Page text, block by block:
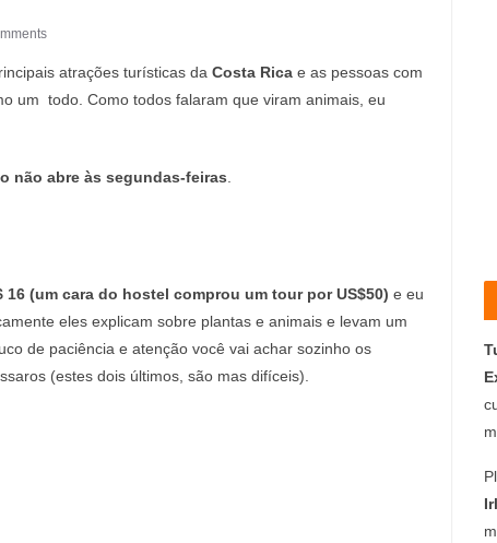
atrações turísticas da Costa Rica e as pessoas com
um todo. Como todos falaram que viram animais, eu
não abre às segundas-feiras
16 (um cara do hostel comprou um tour por US$50) e eu
eles explicam sobre plantas e animais e levam um
de paciência e atenção você vai achar sozinho os
(estes dois últimos, são mas difíceis).